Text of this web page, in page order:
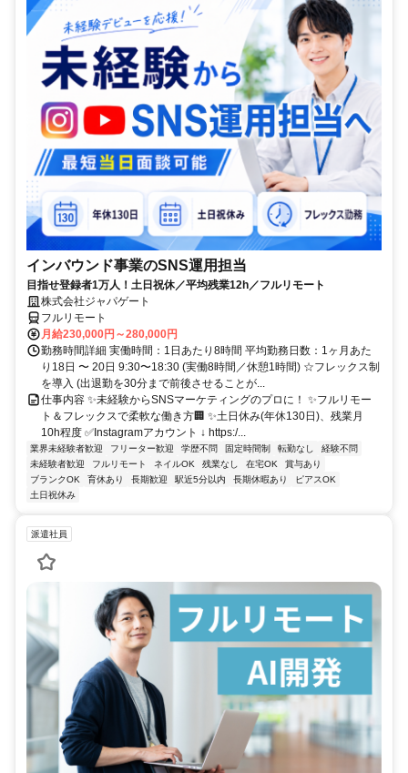
インバウンド事業のSNS運用担当
目指せ登録者1万人！土日祝休／平均残業12h／フルリモート
株式会社ジャパゲート
フルリモート
月給230,000円～280,000円
勤務時間詳細 実働時間：1日あたり8時間 平均勤務日数：1ヶ月あた
り18日 〜 20日 9:30〜18:30 (実働8時間／休憩1時間) ☆フレックス制
を導入 (出退勤を30分まで前後させることが...
仕事内容 ✨未経験からSNSマーケティングのプロに！ ✨フルリモー
ト＆フレックスで柔軟な働き方🏢 ✨土日休み(年休130日)、残業月
10h程度 ✅Instagramアカウント ↓ https:/...
業界未経験者歓迎 フリーター歓迎 学歴不問 固定時間制 転勤なし
経験不問
未経験者歓迎
フルリモート ネイルOK 残業なし 在宅OK
賞与あり
ブランクOK
育休あり 長期歓迎 駅近5分以内 長期休暇あり
ピアスOK
土日祝休み
派遣社員